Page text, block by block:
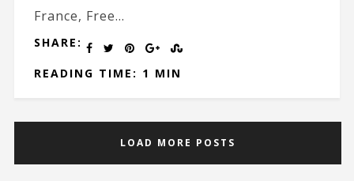
France, Free...
SHARE:
READING TIME: 1 MIN
LOAD MORE POSTS